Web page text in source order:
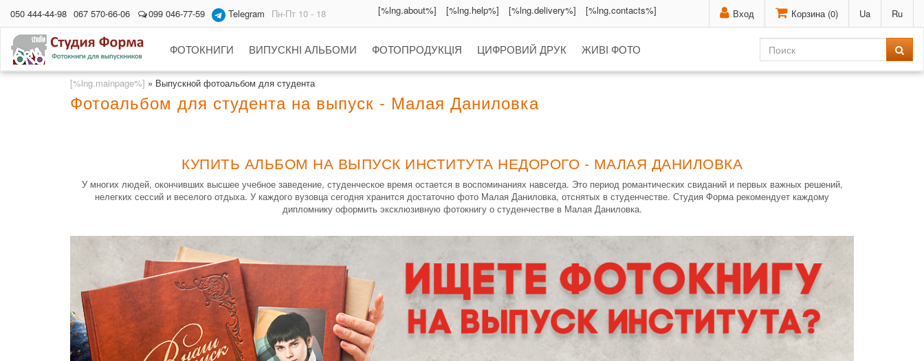
Вход Корзина (0) Ua Ru
050 444-44-98 067 570-66-06 099 046-77-59 Telegram Пн-Пт 10 - 18 [%lng.about%] [%lng.help%] [%lng.delivery%] [%lng.contacts%]
ФОТОКНИГИ ВИПУСКНІ АЛЬБОМИ ФОТОПРОДУКЦІЯ ЦИФРОВИЙ ДРУК ЖИВІ ФОТО
[%lng.mainpage%] » Выпускной фотоальбом для студента
Фотоальбом для студента на выпуск - Малая Даниловка
КУПИТЬ АЛЬБОМ НА ВЫПУСК ИНСТИТУТА НЕДОРОГО - МАЛАЯ ДАНИЛОВКА
У многих людей, окончивших высшее учебное заведение, студенческое время остается в воспоминаниях навсегда. Это период романтических свиданий и первых важных решений,
нелегких сессий и веселого отдыха. У каждого вузовца сегодня хранится достаточно фото Малая Даниловка, отснятых в студенчестве. Студия Форма рекомендует каждому
дипломнику оформить эксклюзивную фотокнигу о студенчестве в Малая Даниловка.